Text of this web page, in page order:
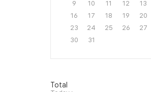
9
10 11 12 13
16
17 18 19 20
23
24 25 26 27
30
31
방
Total